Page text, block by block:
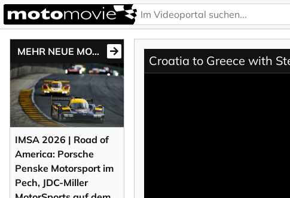
MEHR NEUE MOTONEWS
IMSA 2026 | Road of
America: Porsche
Penske Motorsport im
Pech, JDC-Miller
Croatia to Greece with